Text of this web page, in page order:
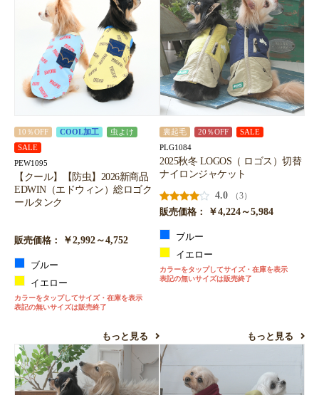
10％OFF COOL加工
虫よけ
SALE
PEW1095
【クール】【防虫】2026新商品
EDWIN（エドウィン）総ロゴク
ールタンク
販売価格： ￥2,992～4,752
ブルー
イエロー
カラーをタップしてサイズ・在庫を表示
表記の無いサイズは販売終了
もっと見る
裏起毛 20％OFF SALE
PLG1084
2025秋冬 LOGOS（ ロゴス）切替
ナイロンジャケット
4.0
（3）
販売価格：
￥4,224～5,984
ブルー
イエロー
カラーをタップしてサイズ・在庫を表示
表記の無いサイズは販売終了
もっと見る